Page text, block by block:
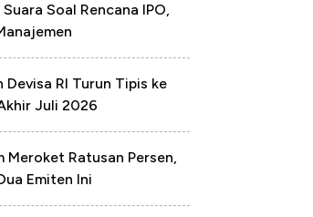
Soal Rencana IPO,
Devisa RI Turun Tipis ke
Juli 2026
Meroket Ratusan Persen,
Emiten Ini